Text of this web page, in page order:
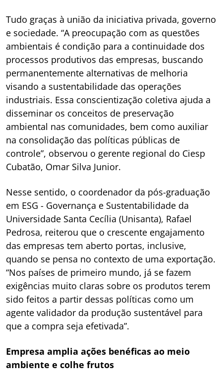
Tudo graças à união da iniciativa privada, governo
e sociedade. “A preocupação com as questões
ambientais é condição para a continuidade dos
processos produtivos das empresas, buscando
permanentemente alternativas de melhoria
visando a sustentabilidade das operações
industriais. Essa conscientização coletiva ajuda a
disseminar os conceitos de preservação
ambiental nas comunidades, bem como auxiliar
na consolidação das políticas públicas de
controle”, observou o gerente regional do Ciesp
Cubatão, Omar Silva Junior.
Nesse sentido, o coordenador da pós-graduação
em ESG - Governança e Sustentabilidade da
Universidade Santa Cecília (Unisanta), Rafael
Pedrosa, reiterou que o crescente engajamento
das empresas tem aberto portas, inclusive,
quando se pensa no contexto de uma exportação.
“Nos países de primeiro mundo, já se fazem
exigências muito claras sobre os produtos terem
sido feitos a partir dessas políticas como um
agente validador da produção sustentável para
que a compra seja efetivada”.
Empresa amplia ações benéficas ao meio
ambiente e colhe frutos